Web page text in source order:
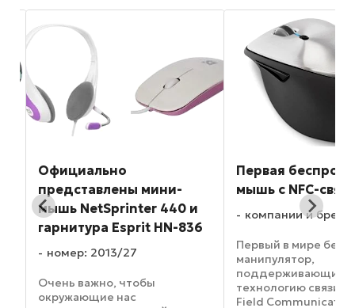
Официально
представлены мини-
мышь NetSprinter 440 и
гарнитура Esprit HN-836
номер: 2013/27
Очень важно, чтобы
окружающие нас
Первая
мышь с NFC-
компании и
Первый в мире
манипулятор,
поддерживающий
технологию связи
Field